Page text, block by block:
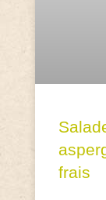
frais